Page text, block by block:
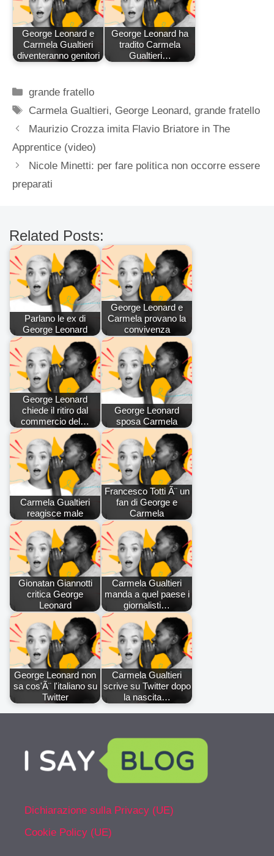
George Leonard e
Carmela Gualtieri
diventeranno genitori
George Leonard ha
tradito Carmela
Gualtieri…
Categorie
grande fratello
Tag
Carmela Gualtieri, George Leonard,grande fratello
Maurizio Crozza imita Flavio Briatore in The
Apprentice (video)
Nicole Minetti: per fare politica non occorre essere
preparati
Related Posts:
Parlano le ex di
George Leonard
George Leonard e
Carmela provano la
convivenza
George Leonard
chiede il ritiro dal
commercio del…
George Leonard
sposa Carmela
Carmela Gualtieri
reagisce male
Francesco Totti Ã¨ un
fan di George e
Carmela
Gionatan Giannotti
critica George
Leonard
Carmela Gualtieri
manda a quel paese i
giornalisti…
George Leonard non
sa cos'Ã¨ l'italiano su
Twitter
Carmela Gualtieri
scrive su Twitter dopo
la nascita…
Dichiarazione sulla Privacy (UE)
Cookie Policy (UE)